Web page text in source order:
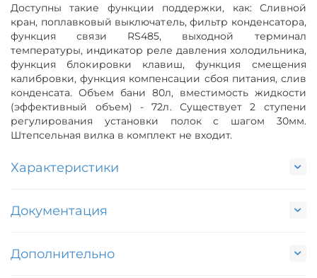
Доступны такие функции поддержки, как: Сливной
кран, поплавковый выключатель, фильтр конденсатора,
функция связи RS485, выходной терминал
температуры, индикатор реле давления холодильника,
функция блокировки клавиш, функция смещения
калибровки, функция компенсации сбоя питания, слив
конденсата. Объем бани 80л, вместимость жидкости
(эффективный объем) - 72л. Существует 2 ступени
регулирования установки полок с шагом 30мм.
Штепсельная вилка в комплект не входит.
Характеристики
Документация
Дополнительно